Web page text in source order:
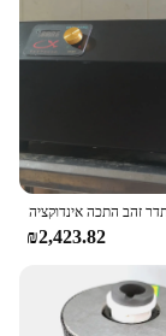
₪2,423.82